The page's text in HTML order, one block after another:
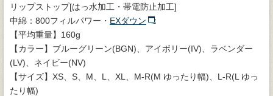
リップストップ[はっ水加工・帯電防止加工]
中綿：800フィルパワー・ EXダウン
【平均重量】160g
【カラー】ブルーグリーン(BGN)、アイボリー(IV)、ラベンダー
(LV)、ネイビー(NV)
【サイズ】XS、S、M、L、XL、M-R(M ゆったり幅)、L-R(L ゆっ
たり幅)